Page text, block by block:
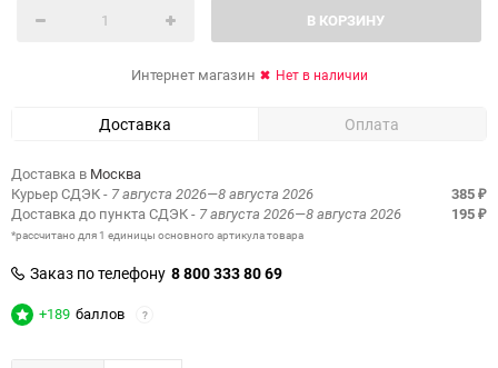
В КОРЗИНУ
Интернет магазин Нет в наличии
Доставка Оплата
Доставка в Москва
Курьер СДЭК- 7 августа 2026—8 августа 2026 385 ₽
Доставка до пункта СДЭК- 7 августа 2026—8 августа 2026 195 ₽
*рассчитано для 1 единицы основного артикула товара
Заказ по телефону 8 800 333 80 69
+189 баллов ?